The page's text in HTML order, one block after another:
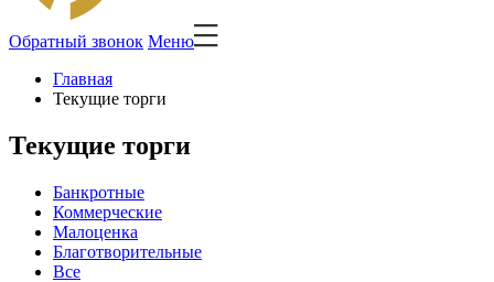
Обратный звонок Меню
Главная
Текущие торги
Текущие торги
Банкротные
Коммерческие
Малоценка
Благотворительные
Все